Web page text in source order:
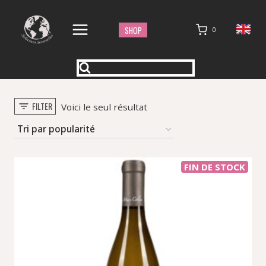
contenu
SHOP 0
FILTER Voici le seul résultat
FIN DE STOCK